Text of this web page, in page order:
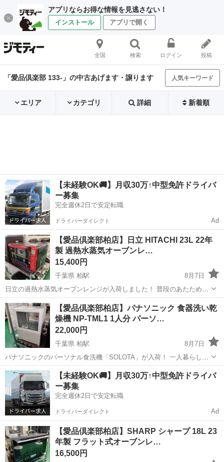
アプリならお得な情報を見逃さない！
インストール アプリで開く
全国 検索 ログイン 投稿
「愛品倶楽部 133-」の中古あげます・譲ります 人気キーワード
エリア カテゴリ 詳細 新着順
【未経験OK🚚】月収30万↑中型免許ドライバ
ー募集
完全週休2日で安定転職
ドライバーダイレクト Ad
【愛品倶楽部柏店】日立 HITACHI 23L 22年
製 過熱水蒸気オーブンレ…
15,400円
千葉県 柏駅
8月7日
日立の過熱水蒸気オーブンレンジが入荷しました！ 普段のあたためは
もちろん、手軽にヘルシーな蒸し料理を楽しみたい方におすすめです♪
「あたためスタート」ボタンが大きく中央に配置されていて迷わず操
作できますよ。 付属の角皿...
千葉 柏市 柏駅 キッチン家電
【愛品倶楽部柏店】パナソニック 食器洗い乾
燥機 NP-TML1 1人分 パーソ…
22,000円
千葉県 柏駅
8月7日
パナソニックのパーソナル食洗機「SOLOTA」が入荷！ 一人暮らしの
お部屋にも置きやすいコンパクトサイズで、工事不要ですぐ使えます
よ♪ 毎日の食器洗いを手軽に済ませたい方にぴったりです。 窓部分に
少し汚れがありますが、...
千葉 柏市 柏駅 キッチン家電
【未経験OK🚚】月収30万↑中型免許ドライバ
ー募集
完全週休2日で安定転職
ドライバーダイレクト Ad
【愛品倶楽部柏店】SHARP シャープ 18L 23
年製 フラット式オーブンレ…
16,500円